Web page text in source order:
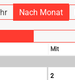
Nach Monat
Mit
2